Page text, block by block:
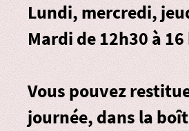
Lundi, mercredi,
Mardi de 12h30 à 16
Vous pouvez
journée, dans la